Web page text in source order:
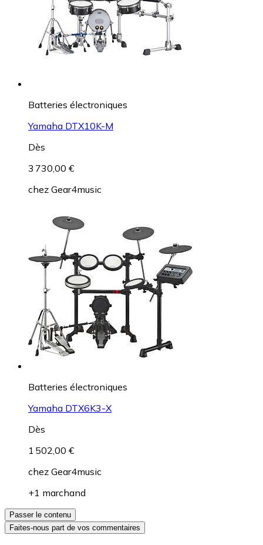
Batteries électroniques
Yamaha DTX10K-M
Dès
3 730,00 €
chez Gear4music
Batteries électroniques
Yamaha DTX6K3-X
Dès
1 502,00 €
chez Gear4music
+1 marchand
Passer le contenu
Faites-nous part de vos commentaires